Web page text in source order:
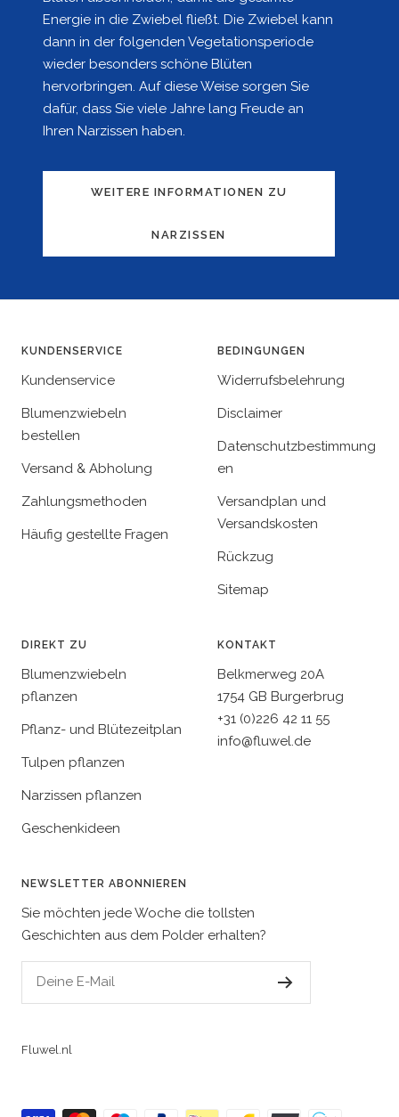
Energie in die Zwiebel fließt. Die Zwiebel kann
dann in der folgenden Vegetationsperiode
wieder besonders schöne Blüten
hervorbringen. Auf diese Weise sorgen Sie
dafür, dass Sie viele Jahre lang Freude an
Ihren Narzissen haben.
WEITERE INFORMATIONEN ZU
NARZISSEN
KUNDENSERVICE
Kundenservice
Blumenzwiebeln
bestellen
Versand & Abholung
Zahlungsmethoden
Häufig gestellte Fragen
BEDINGUNGEN
Widerrufsbelehrung
Disclaimer
Datenschutzbestimmung
en
Versandplan und
Versandskosten
Rückzug
Sitemap
DIREKT ZU
Blumenzwiebeln
pflanzen
Pflanz- und Blütezeitplan
Tulpen pflanzen
Narzissen pflanzen
Geschenkideen
KONTAKT
Belkmerweg 20A
1754 GB Burgerbrug
+31 (0)226 42 11 55
info@fluwel.de
NEWSLETTER ABONNIEREN
Sie möchten jede Woche die tollsten
Geschichten aus dem Polder erhalten?
Deine E-Mail
Fluwel.nl